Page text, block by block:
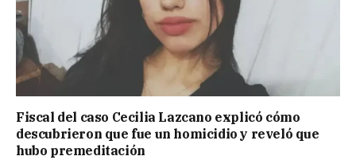
Fiscal del caso Cecilia Lazcano explicó cómo
descubrieron que fue un homicidio y reveló que
hubo premeditación